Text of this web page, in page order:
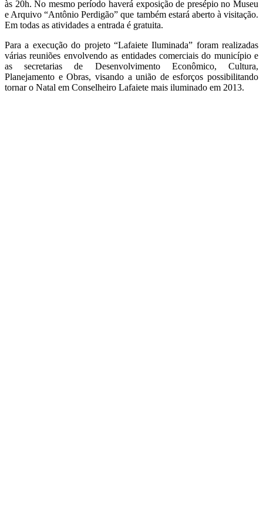
às 20h. No mesmo período haverá exposição de presépio no Museu
e Arquivo “Antônio Perdigão” que também estará aberto à visitação.
Em todas as atividades a entrada é gratuita.
Para a execução do projeto “Lafaiete Iluminada” foram realizadas
várias reuniões envolvendo as entidades comerciais do município e
as secretarias de Desenvolvimento Econômico, Cultura,
Planejamento e Obras, visando a união de esforços possibilitando
tornar o Natal em Conselheiro Lafaiete mais iluminado em 2013.